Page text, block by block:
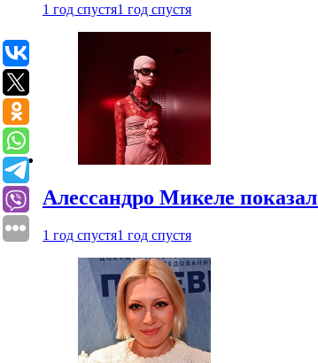
1 год спустя1 год спустя
Алессандро Микеле
1 год спустя1 год спустя